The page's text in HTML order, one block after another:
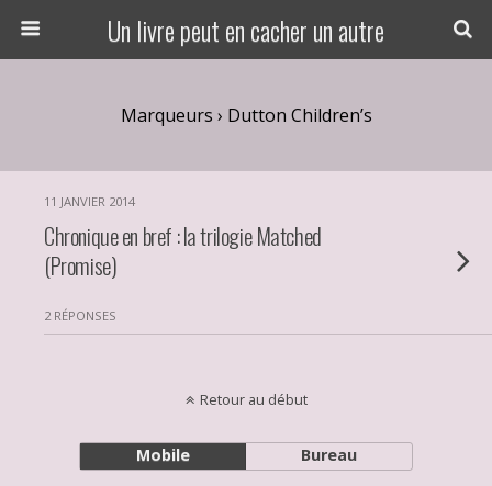
Un livre peut en cacher un autre
Marqueurs › Dutton Children’s
11 JANVIER 2014
Chronique en bref : la trilogie Matched
(Promise)
2 RÉPONSES
Retour au début
Mobile Bureau